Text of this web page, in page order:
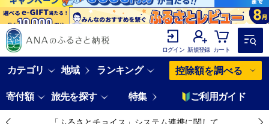
ログイン 新規登録 カート
カテゴリ 地域 ランキング 控除額を調べる
寄付額 旅先を探す 特集 ご利用ガイド